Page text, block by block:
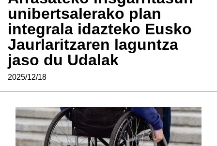
unibertsalerako plan
integrala idazteko Eusko
Jaurlaritzaren laguntza
jaso du Udalak
2025/12/18